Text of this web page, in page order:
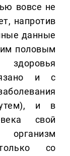
вовсе не
напротив
данные
половым
и с
и в
свой
со